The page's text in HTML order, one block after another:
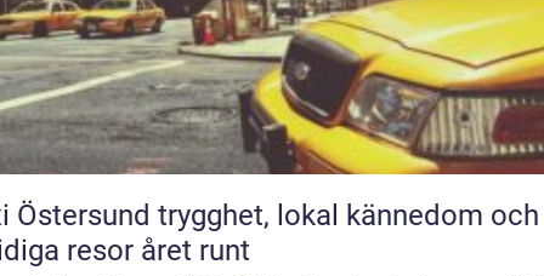
trygghet, lokal kännedom och
resor året runt